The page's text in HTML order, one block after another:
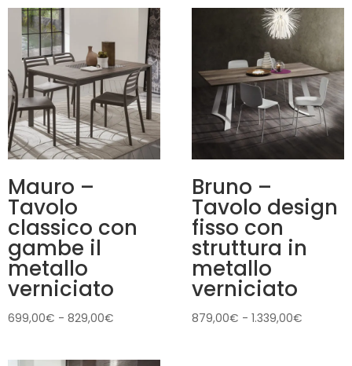
Mauro –
Tavolo
classico con
gambe il
metallo
verniciato
699,00€ - 829,00€
Bruno –
Tavolo design
fisso con
struttura in
metallo
verniciato
879,00€ - 1.339,00€